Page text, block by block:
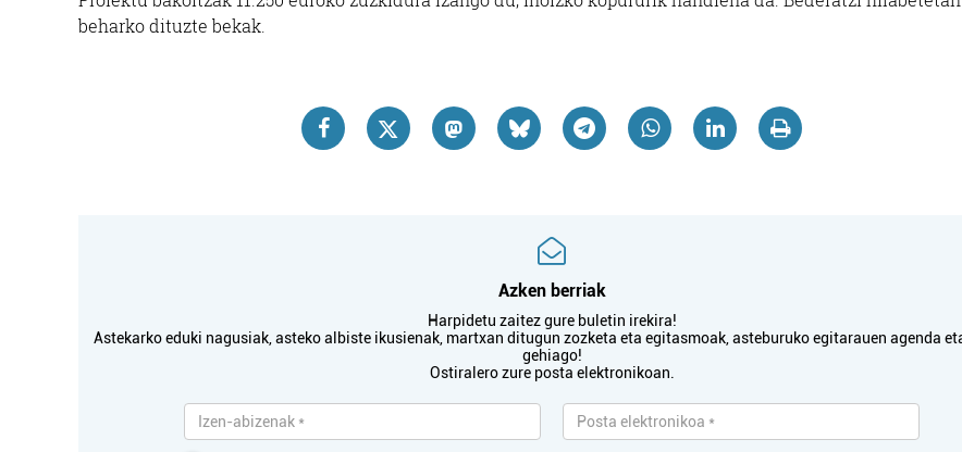
beharko dituzte bekak.
Azken berriak
Harpidetu zaitez gure buletin irekira!
Astekarko eduki nagusiak, asteko albiste ikusienak, martxan ditugun zozketa eta egitasmoak, asteburuko egitarauen agenda
gehiago!
Ostiralero zure posta elektronikoan.